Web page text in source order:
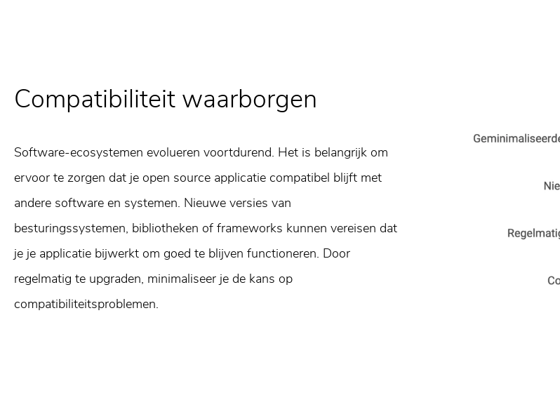
Compatibiliteit waarborgen
Software-ecosystemen evolueren voortdurend. Het is belangrijk om
ervoor te zorgen dat je open source applicatie compatibel blijft met
andere software en systemen. Nieuwe versies van
besturingssystemen, bibliotheken of frameworks kunnen vereisen dat
je je applicatie bijwerkt om goed te blijven functioneren. Door
regelmatig te upgraden, minimaliseer je de kans op
compatibiliteitsproblemen.